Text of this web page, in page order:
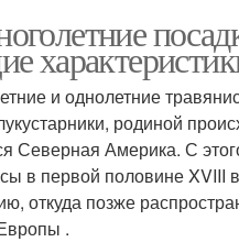
и однолетние
родиной
Северная Америка. С
в первой половине XVIII
откуда позже
.